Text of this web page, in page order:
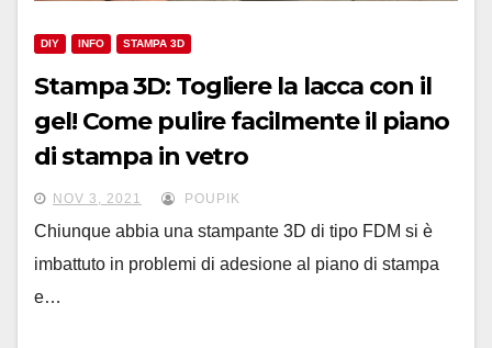
DIY INFO STAMPA 3D
Stampa 3D: Togliere la lacca con il
gel! Come pulire facilmente il piano
di stampa in vetro
NOV 3, 2021 POUPIK
Chiunque abbia una stampante 3D di tipo FDM si è
imbattuto in problemi di adesione al piano di stampa
e…